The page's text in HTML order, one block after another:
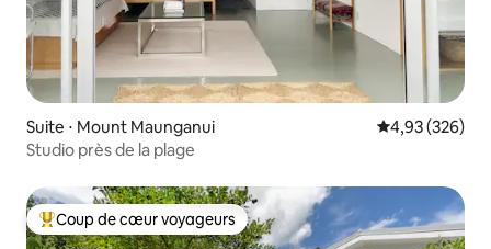
Suite ⋅ Mount Maunganui Évaluation
4,93 (326)
Studio près de la plage
Coups de cœur voyageurs les plus appréciés
Coup de cœur voyageurs